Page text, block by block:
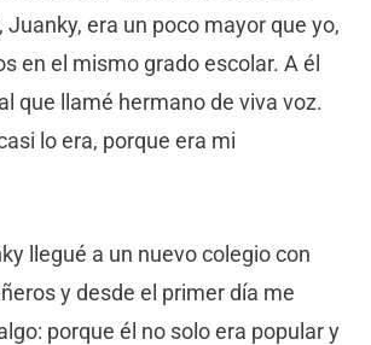
Juanky, era un poco mayor que yo,
en el mismo grado escolar. A él
que llamé hermano de viva voz.
lo era, porque era mi
llegué a un nuevo colegio con
y desde el primer día me
porque él no solo era popular y